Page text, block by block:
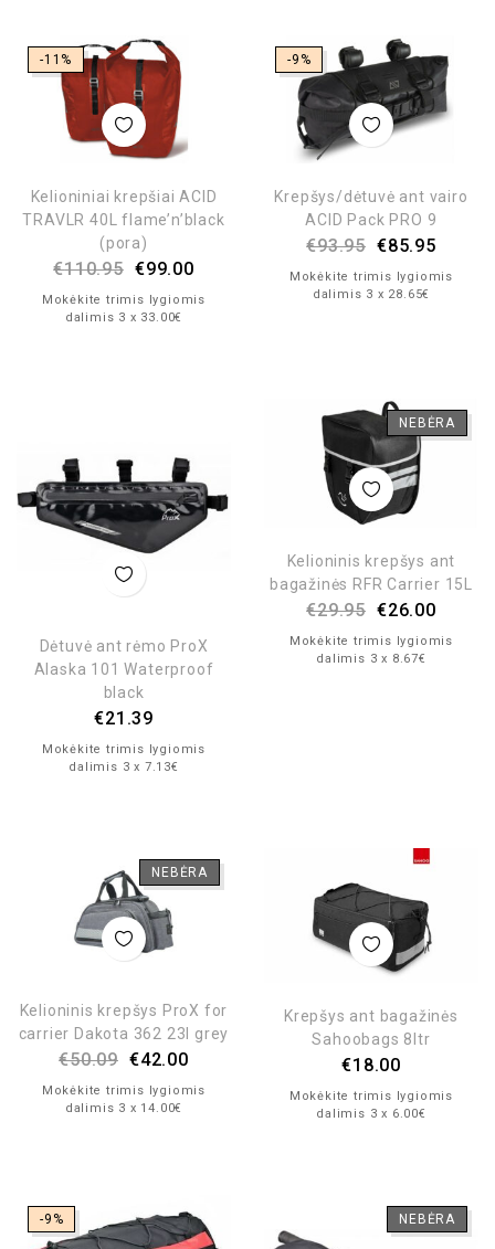
-11%
Kelioniniai krepšiai ACID
TRAVLR 40L flame’n’black
(pora)
€110.95 €99.00
Mokėkite trimis lygiomis
dalimis 3 x 33.00€
-9%
Krepšys/dėtuvė ant vairo
ACID Pack PRO 9
€93.95 €85.95
Mokėkite trimis lygiomis
dalimis 3 x 28.65€
Dėtuvė ant rėmo ProX
Alaska 101 Waterproof
black
€21.39
Mokėkite trimis lygiomis
dalimis 3 x 7.13€
NEBĖRA
Kelioninis krepšys ant
bagažinės RFR Carrier 15L
€29.95 €26.00
Mokėkite trimis lygiomis
dalimis 3 x 8.67€
NEBĖRA
Kelioninis krepšys ProX for
carrier Dakota 362 23l grey
€50.09 €42.00
Mokėkite trimis lygiomis
dalimis 3 x 14.00€
Krepšys ant bagažinės
Sahoobags 8ltr
€18.00
Mokėkite trimis lygiomis
dalimis 3 x 6.00€
-9% NEBĖRA